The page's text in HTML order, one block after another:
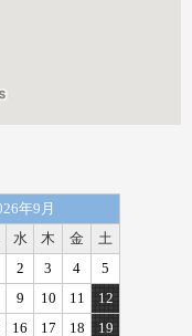
年9月
水 木 金
土
2 3 4
5
9 10 11
12
16 17 18 19